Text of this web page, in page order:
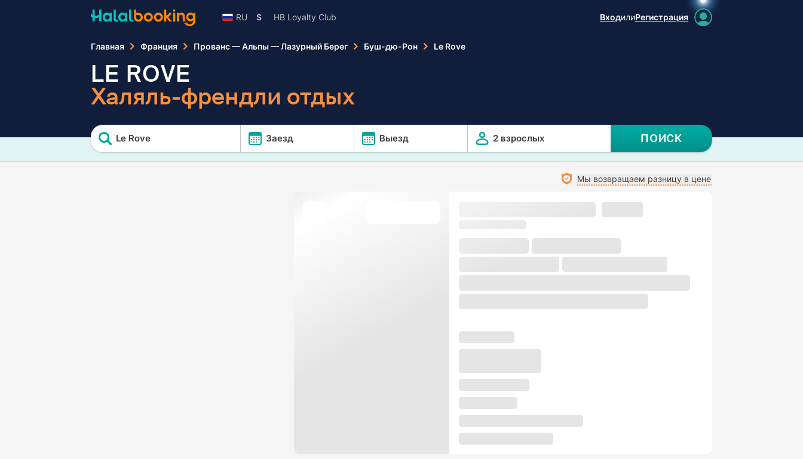
RU $ HB Loyalty Club ВходилиРегистрация
Главная Франция Прованс — Альпы — Лазурный Берег Буш-дю-Рон Le Rove
LE ROVE
Халяль-френдли отдых
Le Rove Заезд Выезд 2 взрослых ПОИСК
Мы возвращаем разницу в цене